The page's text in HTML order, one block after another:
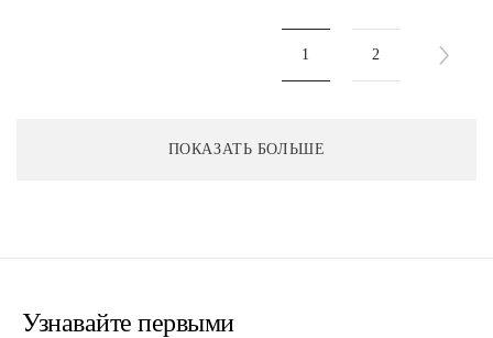
1 2
ПОКАЗАТЬ БОЛЬШЕ
Узнавайте первыми